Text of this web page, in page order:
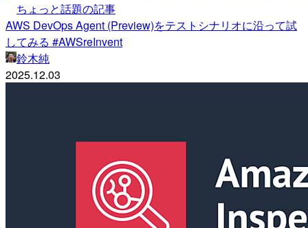
ちょっと話題の記事
AWS DevOps Agent (Preview)をテストシナリオに沿って試
してみる #AWSreInvent
鈴木純
2025.12.03